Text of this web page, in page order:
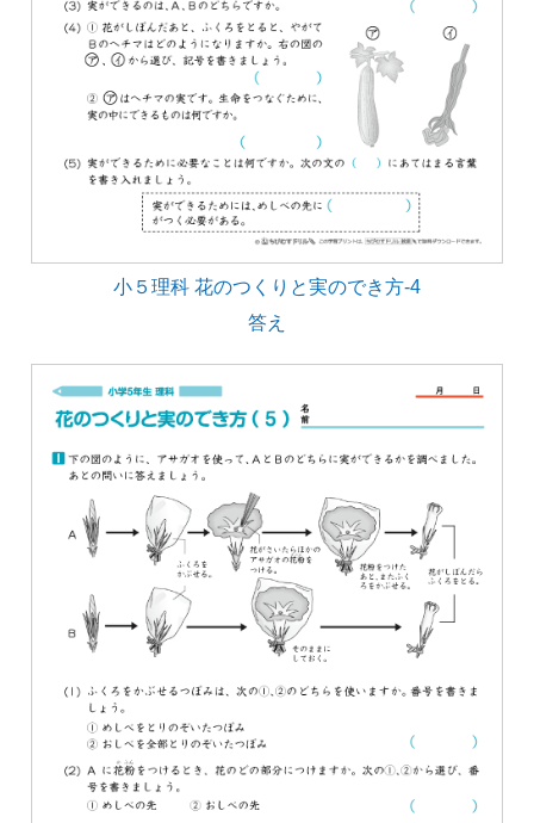
小５理科 花のつくりと実のでき方-4
答え